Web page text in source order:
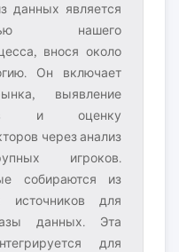
данных является
нашего
внося около
Он включает
выявление
и оценку
через анализ
игроков.
собираются из
источников для
данных. Эта
для